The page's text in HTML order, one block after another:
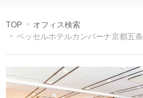
TOP
オフィス検索
ベッセルホテルカンパーナ京都五条